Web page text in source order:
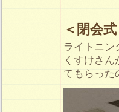
＜閉会式
ライトニン
くすけさ
てもらった